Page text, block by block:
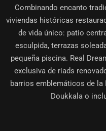
Combinando encanto
viviendas históricas
de vida único: patio
esculpida, terrazas
pequeña piscina. Real
exclusiva de riads
barrios emblemáticos de la
Doukkala o